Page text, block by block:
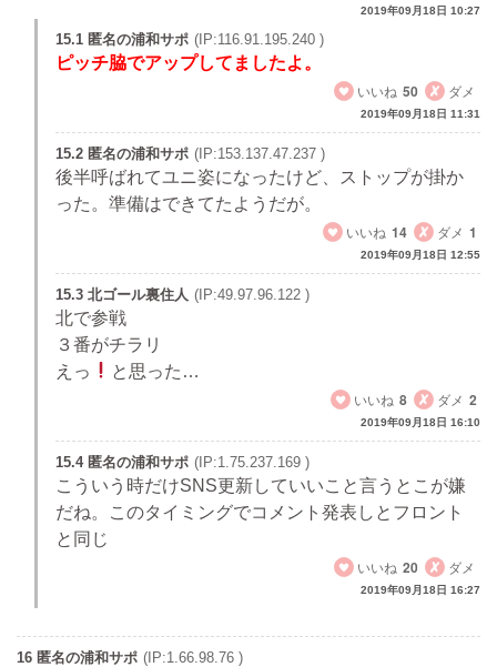
2019年09月18日 10:27
15.1 匿名の浦和サポ (IP:116.91.195.240 )
ピッチ脇でアップしてましたよ。
いいね 50 ダメ
2019年09月18日 11:31
15.2 匿名の浦和サポ (IP:153.137.47.237 )
後半呼ばれてユニ姿になったけど、ストップが掛か
った。準備はできてたようだが。
いいね 14 ダメ 1
2019年09月18日 12:55
15.3 北ゴール裏住人 (IP:49.97.96.122 )
北で参戦
３番がチラリ
えっ
と思った…
いいね 8 ダメ 2
2019年09月18日 16:10
15.4 匿名の浦和サポ (IP:1.75.237.169 )
こういう時だけSNS更新していいこと言うとこが嫌
だね。このタイミングでコメント発表しとフロント
と同じ
いいね 20 ダメ
2019年09月18日 16:27
16 匿名の浦和サポ (IP:1.66.98.76 )